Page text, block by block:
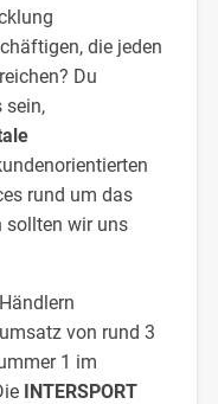
die jeden
Du
sein,
rund um das
sollten wir uns
von rund 3
1 im
INTERSPORT